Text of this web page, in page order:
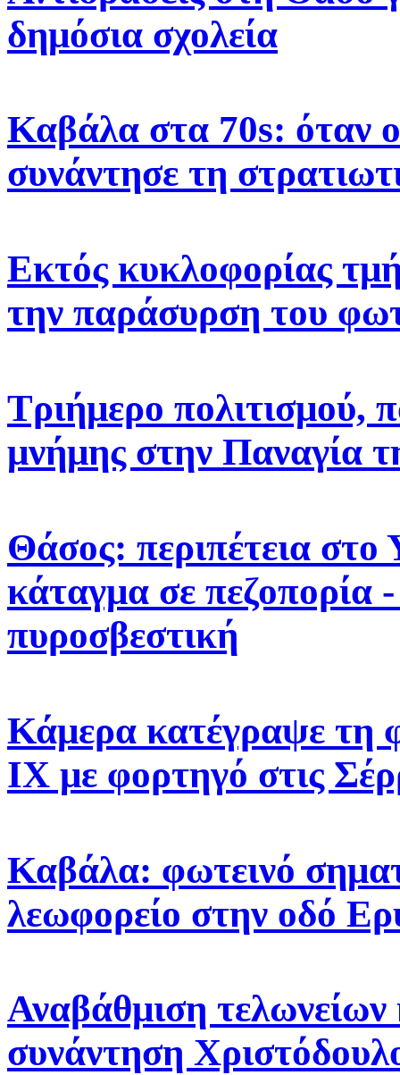
δημόσια σχολεία
Καβάλα στα 70s: όταν
συνάντησε τη
Εκτός κυκλοφορίας
την παράσυρση του
Τριήμερο πολιτισμού,
μνήμης στην Παναγία
Θάσος: περιπέτεια στο
κάταγμα σε πεζοπορία
πυροσβεστική
Κάμερα κατέγραψε τη
ΙΧ με φορτηγό στις
Καβάλα: φωτεινό
λεωφορείο στην οδό
Αναβάθμιση τελωνείων
συνάντηση